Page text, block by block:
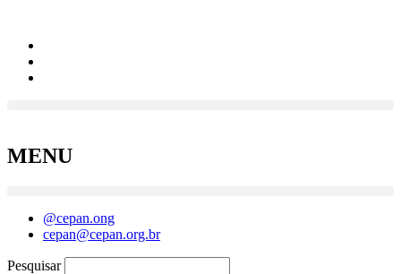
MENU
@cepan.ong
cepan@cepan.org.br
Pesquisar